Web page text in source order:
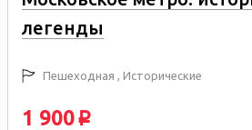
легенды
Пешеходная , Исторические
1 900 p